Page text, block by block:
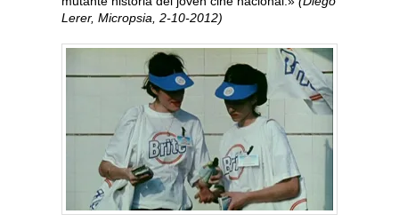
Lerer, Micropsia, 2-10-2012)